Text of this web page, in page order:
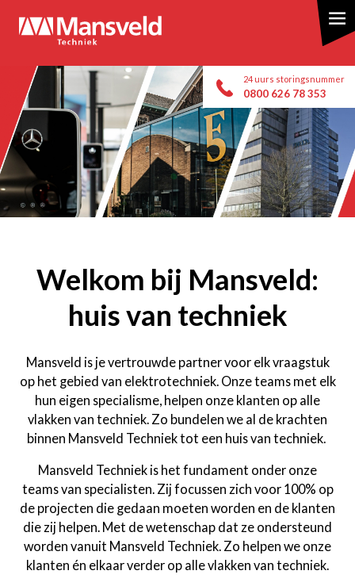
inhoud
gaan
24 uurs storingsnummer
0800 626 78 353
Welkom bij Mansveld:
huis van techniek
Mansveld is je vertrouwde partner voor elk vraagstuk
op het gebied van elektrotechniek. Onze teams met elk
hun eigen specialisme, helpen onze klanten op alle
vlakken van techniek. Zo bundelen we al de krachten
binnen Mansveld Techniek tot een huis van techniek.
Mansveld Techniek is het fundament onder onze
teams van specialisten. Zij focussen zich voor 100% op
de projecten die gedaan moeten worden en de klanten
die zij helpen. Met de wetenschap dat ze ondersteund
worden vanuit Mansveld Techniek. Zo helpen we onze
klanten én elkaar verder op alle vlakken van techniek.